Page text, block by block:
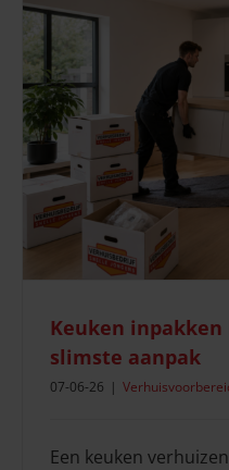
Keuken
slimste aanpak
07-06-26 |
Een keuken